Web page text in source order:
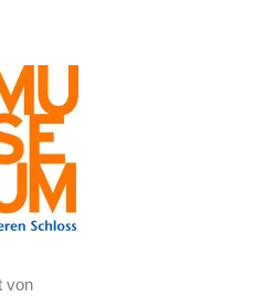
von